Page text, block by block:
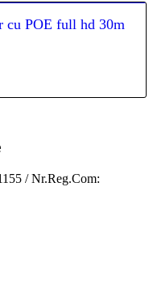
cu POE full hd 30m
/ Nr.Reg.Com: